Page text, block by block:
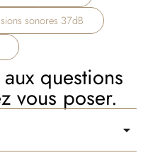
sonores 37dB
questions
vous poser.